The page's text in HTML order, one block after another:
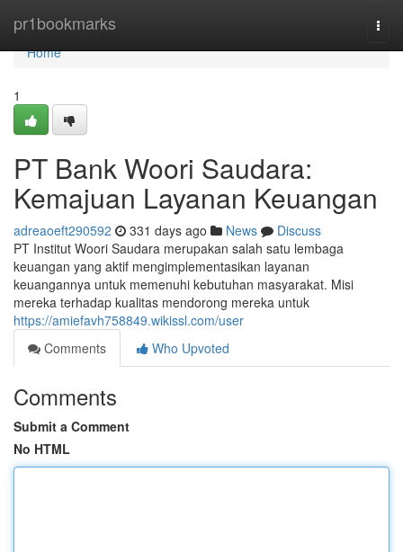
pr1bookmarks
Home
Home
1
PT Bank Woori Saudara:
Kemajuan Layanan Keuangan
adreaoeft290592 331 days ago News
Discuss
PT Institut Woori Saudara merupakan salah satu lembaga
keuangan yang aktif mengimplementasikan layanan
keuangannya untuk memenuhi kebutuhan masyarakat. Misi
mereka terhadap kualitas mendorong mereka untuk
https://amiefavh758849.wikissl.com/user
Comments
Who Upvoted
Comments
Submit a Comment
No HTML